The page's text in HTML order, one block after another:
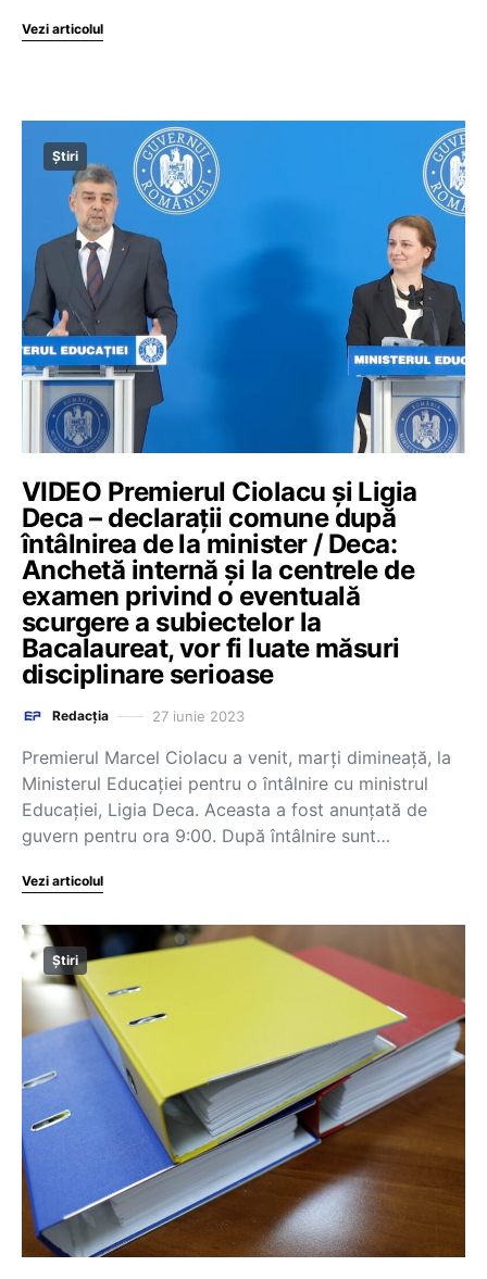
Vezi articolul
Știri
VIDEO Premierul Ciolacu și Ligia
Deca – declarații comune după
întâlnirea de la minister / Deca:
Anchetă internă și la centrele de
examen privind o eventuală
scurgere a subiectelor la
Bacalaureat, vor fi luate măsuri
disciplinare serioase
Redacția 27 iunie 2023
Premierul Marcel Ciolacu a venit, marți dimineață, la
Ministerul Educației pentru o întâlnire cu ministrul
Educației, Ligia Deca. Aceasta a fost anunțată de
guvern pentru ora 9:00. După întâlnire sunt…
Vezi articolul
Știri